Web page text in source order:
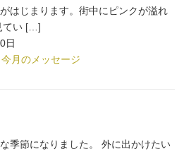
はじまります。街中にピンクが溢れ
てい […]
日
今月のメッセージ
季節になりました。 外に出かけたい